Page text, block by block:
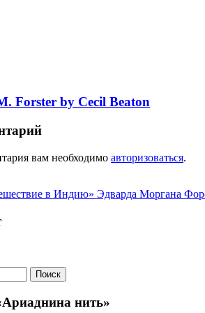
Forster by Cecil Beaton
вам необходимо авторизоваться.
в Индию» Эдварда Моргана
нить»